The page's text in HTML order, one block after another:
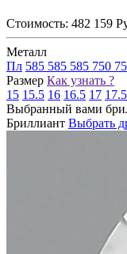
Стоимость: 482 159
Металл
Пл 585 585 585 750
Размер Как узнать ?
15 15.5 16 16.5 17 17.5
Выбранный вами
Бриллиант Выбрать